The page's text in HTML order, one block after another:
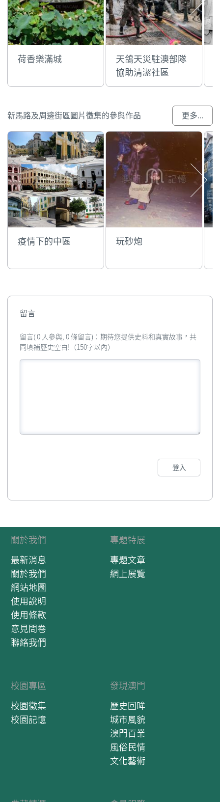
荷香樂滿城
天鴿天災駐澳部隊
協助清潔社區
新馬路及周邊街區圖片徵集的參與作品 更多...
疫情下的中區 玩砂炮
留言
留言( 0 人參與, 0 條留言)：期待您提供史料和真實故事，共
同填補歷史空白!（150字以內）
登入
關於我們
最新消息
關於我們
網站地圖
使用說明
使用條款
意見問卷
聯絡我們
專題特展
專題文章
網上展覽
校園專區
校園徵集
校園記憶
發現澳門
歷史回眸
城市風貌
澳門百業
風俗民情
文化藝術